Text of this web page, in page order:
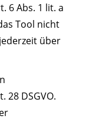
6 Abs. 1 lit. a
Tool nicht
über
28 DSGVO.